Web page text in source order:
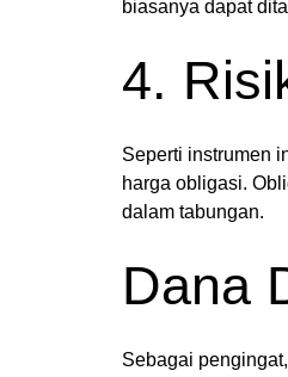
biasanya dapat
4.
Seperti instrumen
harga obligasi.
dalam tabungan.
Dana
Sebagai